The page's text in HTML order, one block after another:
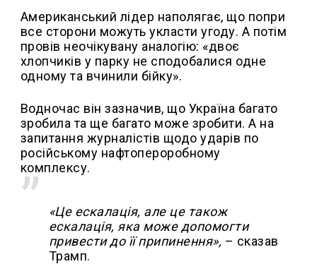
Американський лідер наполягає, що попри
все сторони можуть укласти угоду. А потім
провів неочікувану аналогію: «двоє
хлопчиків у парку не сподобалися одне
одному та вчинили бійку».
Водночас він зазначив, що Україна багато
зробила та ще багато може зробити. А на
запитання журналістів щодо ударів по
російському нафтопероробному
комплексу.
«Це ескалація, але це також
ескалація, яка може допомогти
привести до її припинення», – сказав
Трамп.